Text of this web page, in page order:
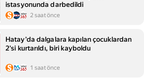
istasyonunda darbedildi
2 saat önce
Hatay'da dalgalara kapılan çocuklardan
2'si kurtarıldı, biri kayboldu
1 saat önce